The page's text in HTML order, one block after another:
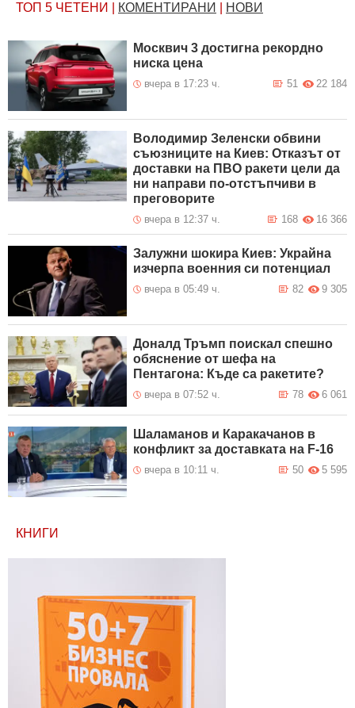
ТОП 5 ЧЕТЕНИ КОМЕНТИРАНИ НОВИ
Москвич 3 достигна рекордно
ниска цена
вчера в 17:23 ч. 22 184
51
Володимир Зеленски обвини
съюзниците на Киев: Отказът от
доставки на ПВО ракети цели да
ни направи по-отстъпчиви в
преговорите
вчера в 12:37 ч. 16 366
168
Залужни шокира Киев: Украйна
изчерпа военния си потенциал
вчера в 05:49 ч. 9 305
82
Доналд Тръмп поискал спешно
обяснение от шефа на
Пентагона: Къде са ракетите?
вчера в 07:52 ч. 6 061
78
Шаламанов и Каракачанов в
конфликт за доставката на F-16
вчера в 10:11 ч. 5 595
50
КНИГИ